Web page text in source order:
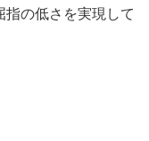
の低さを実現して